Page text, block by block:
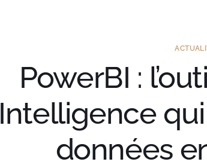
PowerBI :
Intelligence
données